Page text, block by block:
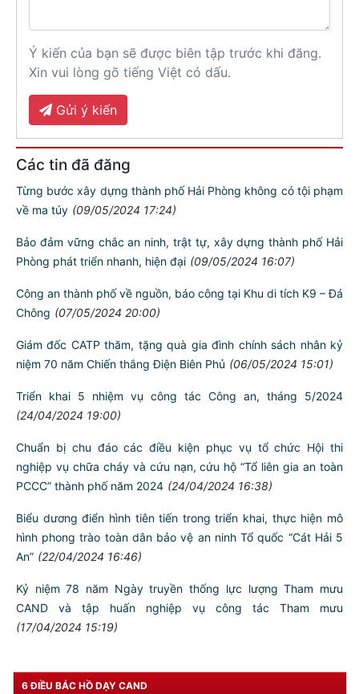
Ý kiến của bạn sẽ được biên tập trước khi đăng.
Xin vui lòng gõ tiếng Việt có dấu.
Gửi ý kiến
Các tin đã đăng
Từng bước xây dựng thành phố Hải Phòng không có tội phạm
về ma túy (09/05/2024 17:24)
Bảo đảm vững chắc an ninh, trật tự, xây dựng thành phố Hải
Phòng phát triển nhanh, hiện đại (09/05/2024 16:07)
Công an thành phố về nguồn, báo công tại Khu di tích K9 – Đá
Chông
(07/05/2024 20:00)